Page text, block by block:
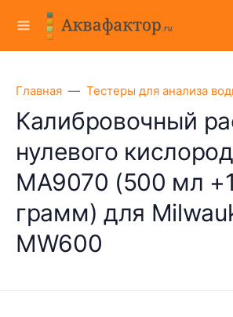
Главная Тестеры для анализа
Калибровочный
нулевого
MA9070 (500 мл
грамм) для
MW600